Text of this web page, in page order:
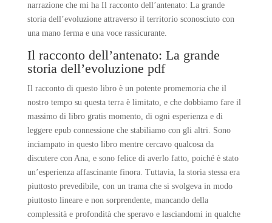
narrazione che mi ha Il racconto dell’antenato: La grande
storia dell’evoluzione attraverso il territorio sconosciuto con
una mano ferma e una voce rassicurante.
Il racconto dell’antenato: La grande
storia dell’evoluzione pdf
Il racconto di questo libro è un potente promemoria che il
nostro tempo su questa terra è limitato, e che dobbiamo fare il
massimo di libro gratis momento, di ogni esperienza e di
leggere epub connessione che stabiliamo con gli altri. Sono
inciampato in questo libro mentre cercavo qualcosa da
discutere con Ana, e sono felice di averlo fatto, poiché è stato
un’esperienza affascinante finora. Tuttavia, la storia stessa era
piuttosto prevedibile, con un trama che si svolgeva in modo
piuttosto lineare e non sorprendente, mancando della
complessità e profondità che speravo e lasciandomi in qualche